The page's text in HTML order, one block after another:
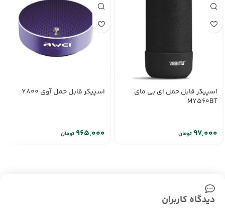
اسپیکر قابل حمل ای بی مای
MY560BT
تومان
اسپیکر قابل حمل آوی Y800
تومان
دیدگاه کاربران